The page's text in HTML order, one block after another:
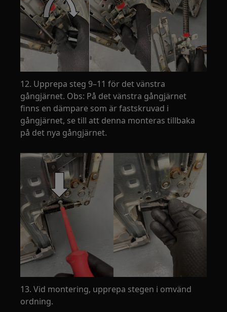
12. Upprepa steg 9–11 för det vänstra
gångjärnet. Obs: På det vänstra gångjärnet
finns en dämpare som är fastskruvad i
gångjärnet, se till att denna monteras tillbaka
på det nya gångjärnet.
13. Vid montering, upprepa stegen i omvänd
ordning.